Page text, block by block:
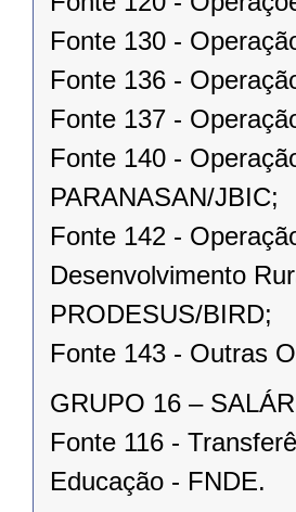
Fonte 130 -
Fonte 136 -
Fonte 137 -
Fonte 140 -
PARANASAN/JBIC;
Fonte 142 -
Desenvolvimento
PRODESUS/BIRD;
Fonte 143 - Outras
GRUPO 16 –
Fonte 116 -
Educação - FNDE.